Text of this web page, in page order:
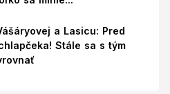
a Lasicu: Pred
Stále sa s tým